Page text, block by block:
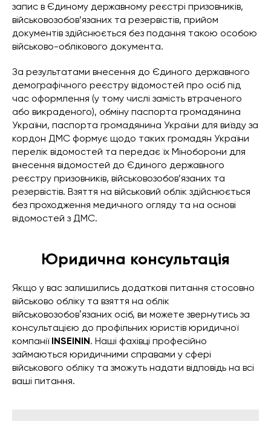
запис в Єдиному державному реєстрі призовників,
військовозобов’язаних та резервістів, прийом
документів здійснюється без подання такою особою
військово-облікового документа.
За результатами внесення до Єдиного державного
демографічного реєстру відомостей про осіб під
час оформлення (у тому числі замість втраченого
або викраденого), обміну паспорта громадянина
України, паспорта громадянина України для виїзду за
кордон ДМС формує щодо таких громадян України
перелік відомостей та передає їх Міноборони для
внесення відомостей до Єдиного державного
реєстру призовників, військовозобов’язаних та
резервістів. Взяття на військовий облік здійснюється
без проходження медичного огляду та на основі
відомостей з ДМС.
Юридична консультація
Якщо у вас залишились додаткові питання стосовно
військово обліку та взяття на облік
військовозобовʼязаних осіб, ви можете звернутись за
консультацією до профільних юристів юридичної
компанії INSEININ. Наші фахівці професійно
займаються юридичними справами у сфері
військового обліку та зможуть надати відповідь на всі
ваші питання.